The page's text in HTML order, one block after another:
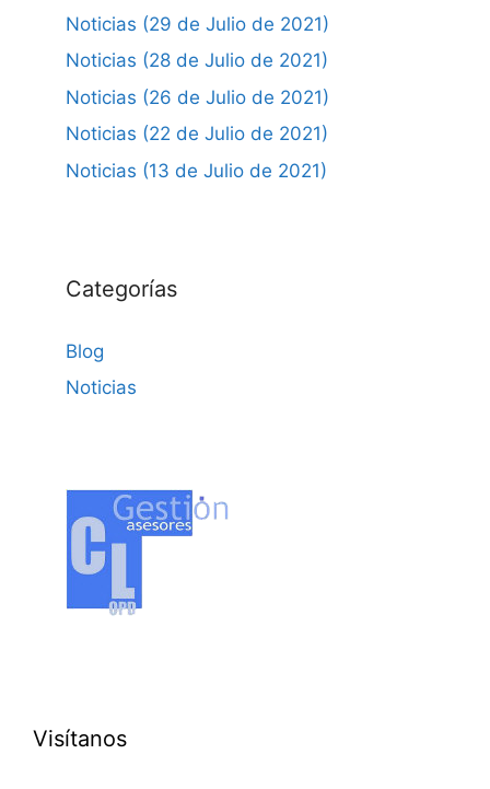
Noticias (29 de Julio de 2021)
Noticias (28 de Julio de 2021)
Noticias (26 de Julio de 2021)
Noticias (22 de Julio de 2021)
Noticias (13 de Julio de 2021)
Categorías
Blog
Noticias
Visítanos